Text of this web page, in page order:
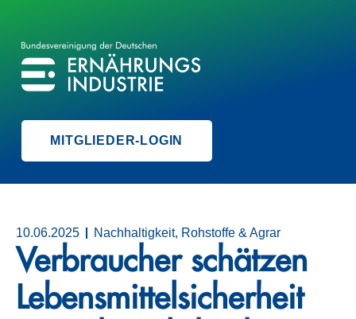
BVE
BUNDESVEREINIGUNG DER ERNÄHRUNGSINDUSTRIE
MITGLIEDER-LOGIN
10.06.2025 Nachhaltigkeit, Rohstoffe & Agrar
Verbraucher schätzen
Lebensmittelsicherheit